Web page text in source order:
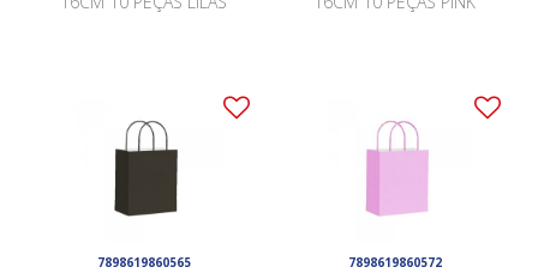
7898619860565 7898619860572